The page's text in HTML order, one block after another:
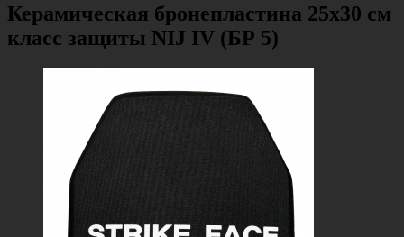
Керамическая бронепластина 25х30 см
класс защиты NIJ IV (БР 5)